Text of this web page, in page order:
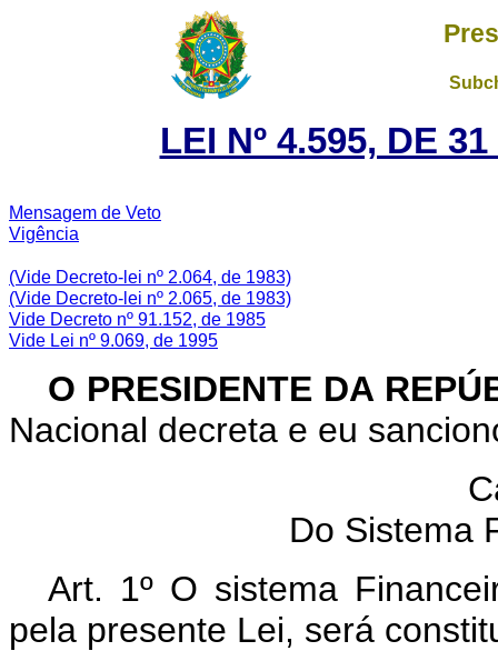
LEI Nº 4.595, DE
Mensagem de Veto
Vigência
(Vide Decreto-lei nº 2.064, de 1983)
(Vide Decreto-lei nº 2.065, de 1983)
Vide Decreto nº 91.152, de 1985
Vide Lei nº 9.069, de 1995
O PRESIDENTE DA
Nacional decreta e eu
Do Sistema
Art. 1º O sistema
pela presente Lei, será